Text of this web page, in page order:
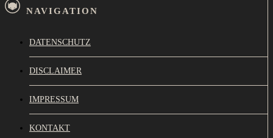
NAVIGATION
DATENSCHUTZ
DISCLAIMER
IMPRESSUM
KONTAKT